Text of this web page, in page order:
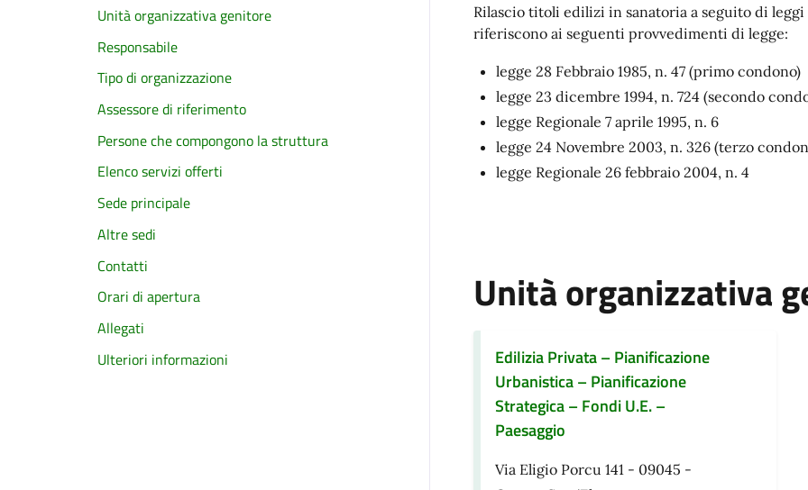
Unità organizzativa genitore
Responsabile
Tipo di organizzazione
Assessore di riferimento
Persone che compongono la struttura
Elenco servizi offerti
Sede principale
Altre sedi
Contatti
Orari di apertura
Allegati
Ulteriori informazioni
Rilascio titoli edilizi in sanatoria a seguito di
riferiscono ai seguenti provvedimenti di legge:
legge 28 Febbraio 1985, n. 47 (primo condono)
legge 23 dicembre 1994, n. 724 (secondo
legge Regionale 7 aprile 1995, n. 6
legge 24 Novembre 2003, n. 326 (terzo
legge Regionale 26 febbraio 2004, n. 4
Unità organizzativa
Edilizia Privata – Pianificazione
Urbanistica – Pianificazione
Strategica – Fondi U.E. –
Paesaggio
Via Eligio Porcu 141 - 09045 -